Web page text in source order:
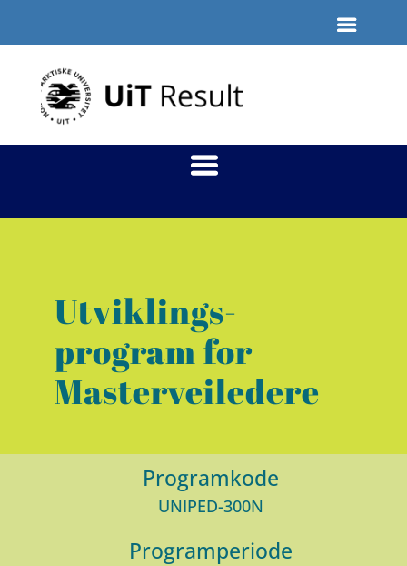
Utviklings-
program for
Masterveiledere
Programkode
UNIPED-300N
Programperiode